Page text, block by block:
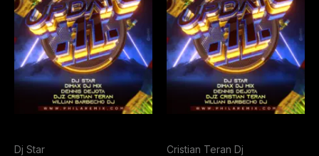
Dj Star Cristian Teran Dj